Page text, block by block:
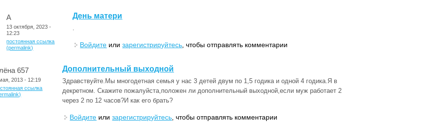
А
13 октября, 2023 -
12:23
постоянная ссылка
(permalink)
День матери
Войдите илизарегистрируйтесь , чтобы отправлять комментарии
657
2013 - 12:19
ссылка
Дополнительный выходной
Здравствуйте.Мы многодетная семья у нас 3 детей двум по 1,5 годика и одной 4 годика.Я в
декретном. Скажите пожалуйста,положен ли дополнительный выходной,если муж работает 2
через 2 по 12 часов?И как его брать?
Войдите илизарегистрируйтесь , чтобы отправлять комментарии